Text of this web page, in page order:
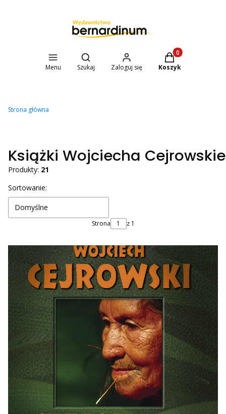
Menu
Otwórz wyszukiwarkę
Szukaj Zaloguj się
Produkty w
Koszyk
Strona główna
Książki Wojciecha
Produkty: 21
Lista produktów
Sortowanie:
Domyślne
Strona z 1